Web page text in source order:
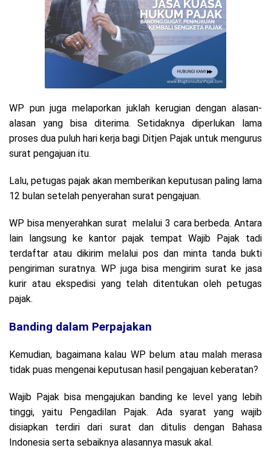
WP pun juga melaporkan juklah kerugian dengan alasan-
alasan yang bisa diterima. Setidaknya diperlukan lama
proses dua puluh hari kerja bagi Ditjen Pajak untuk mengurus
surat pengajuan itu.
Lalu, petugas pajak akan memberikan keputusan paling lama
12 bulan setelah penyerahan surat pengajuan.
WP bisa menyerahkan surat melalui 3 cara berbeda. Antara
lain langsung ke kantor pajak tempat Wajib Pajak tadi
terdaftar atau dikirim melalui pos dan minta tanda bukti
pengiriman suratnya. WP juga bisa mengirim surat ke jasa
kurir atau ekspedisi yang telah ditentukan oleh petugas
pajak.
Banding dalam Perpajakan
Kemudian, bagaimana kalau WP belum atau malah merasa
tidak puas mengenai keputusan hasil pengajuan keberatan?
Wajib Pajak bisa mengajukan banding ke level yang lebih
tinggi, yaitu Pengadilan Pajak. Ada syarat yang wajib
disiapkan terdiri dari surat dan ditulis dengan Bahasa
Indonesia serta sebaiknya alasannya masuk akal.